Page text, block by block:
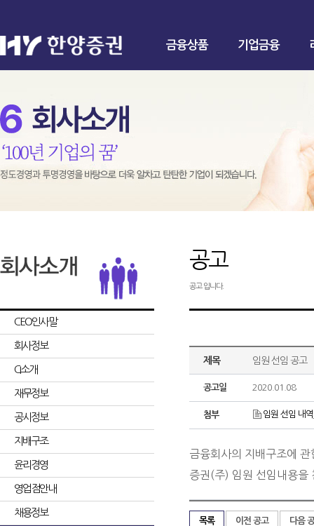
금융상품 기업금융
CEO인사말
회사정보
CI소개
재무정보
공시정보
지배구조
윤리경영
영업점안내
채용정보
공고
공고 입니다.
제목 임원 선임 공고
공고일 2020.01.08
첨부 임원 선임 내
금융회사의 지배구조에
증권(주) 임원 선임내용을
목록 이전 공고 다음